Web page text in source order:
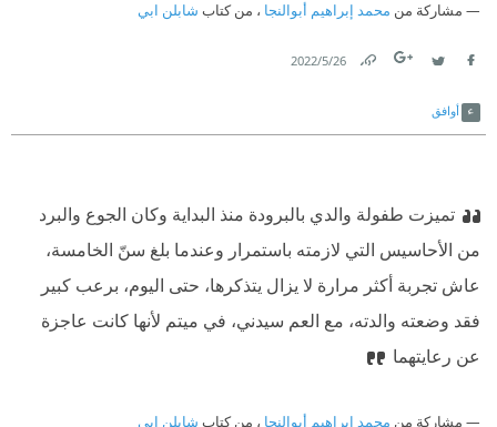
مشاركة من محمد إبراهيم أبوالنجا ، من كتاب شابلن ابي
26‏/5‏/2022
أوافق
تميزت طفولة والدي بالبرودة منذ البداية وكان الجوع والبرد
من الأحاسيس التي لازمته باستمرار وعندما بلغ سنّ الخامسة،
عاش تجربة أكثر مرارة لا يزال يتذكرها، حتى اليوم، برعب كبير
فقد وضعته والدته، مع العم سيدني، في ميتم لأنها كانت عاجزة
عن رعايتهما
مشاركة من محمد إبراهيم أبوالنجا ، من كتاب شابلن ابي